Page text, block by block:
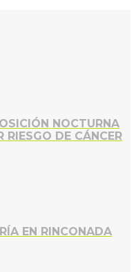
NOCTURNA
RIESGO DE CÁNCER
EN RINCONADA